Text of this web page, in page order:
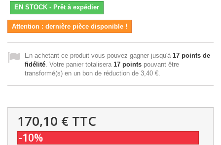
EN STOCK - Prêt à expédier
Attention : dernière pièce disponible !
En achetant ce produit vous pouvez gagner jusqu'à 17 points de
fidélité . Votre panier totalisera 17 points pouvant être
transformé(s) en un bon de réduction de 3,40 €
170,10 € TTC
-10%